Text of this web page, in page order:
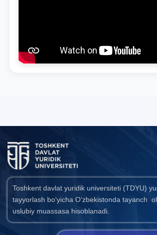
Toshkent davlat yuridik universiteti (TDYU)
tayyorlash bo‘yicha O‘zbekistonda tayanch
uslubiy muassasa hisoblanadi.